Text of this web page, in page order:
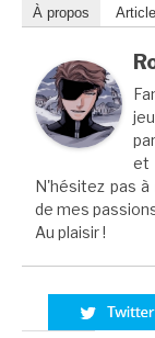
À propos
et
N'hésitez pas
de mes
Au plaisir !